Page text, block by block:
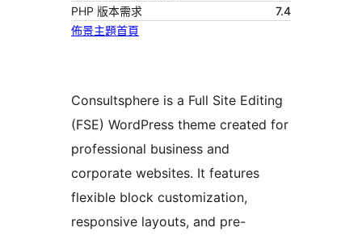
PHP 版本需求
7.4
佈景主題首頁
Consultsphere is a Full Site Editing
(FSE) WordPress theme created for
professional business and
corporate websites. It features
flexible block customization,
responsive layouts, and pre-